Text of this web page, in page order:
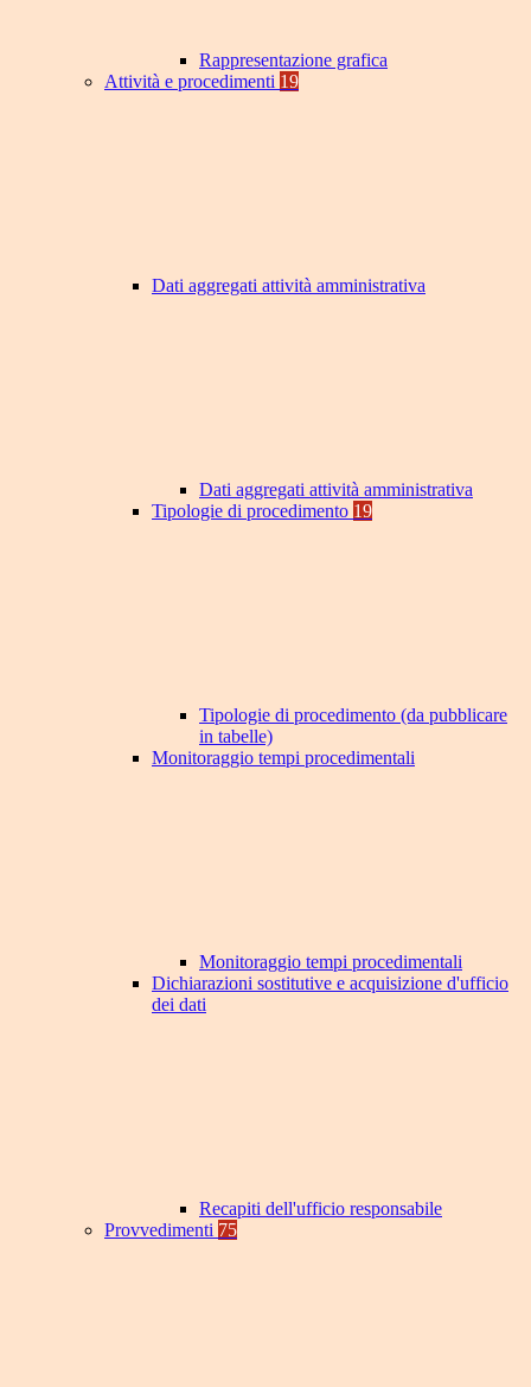
Rappresentazione grafica
Attività e procedimenti 19
Dati aggregati attività amministrativa
Dati aggregati attività amministrativa
Tipologie di procedimento 19
Tipologie di procedimento (da pubblicare
in tabelle)
Monitoraggio tempi procedimentali
Monitoraggio tempi procedimentali
Dichiarazioni sostitutive e acquisizione d'ufficio
dei dati
Recapiti dell'ufficio responsabile
Provvedimenti 75